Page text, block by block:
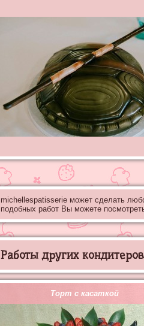
michellespatisserie может сделать
подобных работ Вы можете
Работы других
Торт с касаткой